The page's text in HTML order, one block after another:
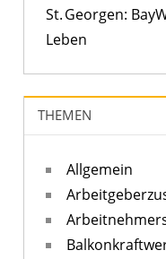
St. Georgen:
Leben
THEMEN
Allgemein